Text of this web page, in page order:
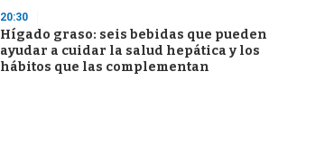
20:30
Hígado graso: seis bebidas que pueden
ayudar a cuidar la salud hepática y los
hábitos que las complementan